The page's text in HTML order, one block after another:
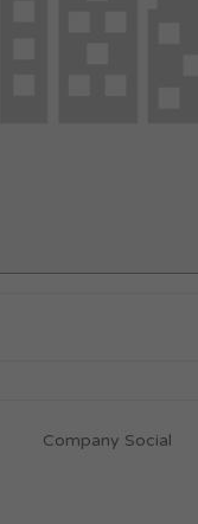
Company Social